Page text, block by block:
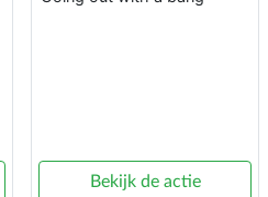
Bekijk de actie